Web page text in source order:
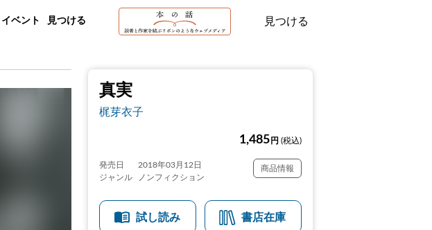
イベント 見つける 見つける
真実
梶芽衣子
1,485 円 (税込)
発売日
2018年03月12日
ジャンル
ノンフィクション
商品情報
試し読み 書店在庫